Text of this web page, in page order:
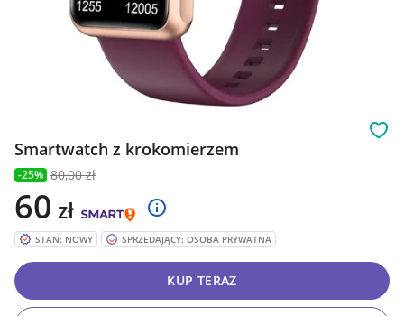
Smartwatch z krokomierzem
-25% 80,00 zł
60 zł
STAN: NOWY SPRZEDAJĄCY: OSOBA PRYWATNA
KUP TERAZ